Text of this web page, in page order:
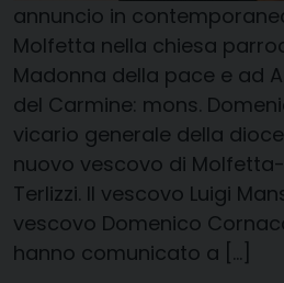
annuncio in
Molfetta nella chiesa
Madonna della pace e ad
del Carmine: mons.
vicario generale della
nuovo vescovo di
Terlizzi. Il vescovo Luigi
vescovo Domenico
hanno comunicato a […]